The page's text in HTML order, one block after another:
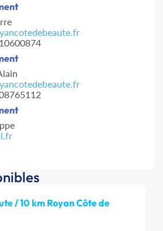
/ 10 km Royan Côte de